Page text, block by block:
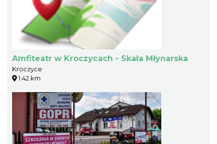
Amfiteatr w Kroczycach - Skała Młynarska
Kroczyce
1.42 km